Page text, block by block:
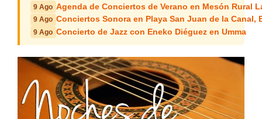
9 Ago Agenda de Conciertos de Verano en Mesón Rural
9 Ago Conciertos Sonora en Playa San Juan de la Canal,
9 Ago Concierto de Jazz con Eneko Diéguez en Umma